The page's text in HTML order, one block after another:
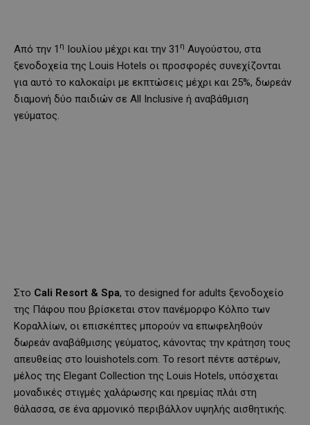
Από την 1 η Ιουλίου μέχρι και την 31 η Αυγούστου, στα
ξενοδοχεία της Louis Hotels οι προσφορές συνεχίζονται
για αυτό το καλοκαίρι με εκπτώσεις μέχρι και 25%, δωρεάν
διαμονή δύο παιδιών σε All Inclusive ή αναβάθμιση
γεύματος.
Στο Cali Resort & Spa, το designed for adults ξενοδοχείο
της Πάφου που βρίσκεται στον πανέμορφο Κόλπο των
Κοραλλίων, οι επισκέπτες μπορούν να επωφεληθούν
δωρεάν αναβάθμισης γεύματος, κάνοντας την κράτηση τους
απευθείας στο louishotels.com. Το resort πέντε αστέρων,
μέλος της Elegant Collection της Louis Hotels, υπόσχεται
μοναδικές στιγμές χαλάρωσης και ηρεμίας πλάι στη
θάλασσα, σε ένα αρμονικό περιβάλλον υψηλής αισθητικής.